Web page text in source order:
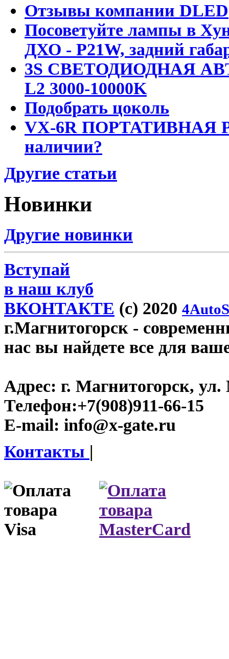
Отзывы компании DLED
Посоветуйте лампы в
ДХО - P21W, задний
3S СВЕТОДИОДНАЯ
L2 3000-10000K
Подобрать цоколь
VX-6R ПОРТАТИВНАЯ
наличии?
Другие статьи
Новинки
Другие новинки
Вступай
в наш клуб
ВКОНТАКТЕ (c) 2020
г.Магнитогорск -
нас вы найдете все для
Адрес: г. Магнитогорск, ул.
Телефон:+7(908)911-66-15
E-mail: info@x-gate.ru
Контакты